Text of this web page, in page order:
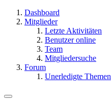
Dashboard
Mitglieder
Letzte Aktivitäten
Benutzer online
Team
Mitgliedersuche
Forum
Unerledigte Themen